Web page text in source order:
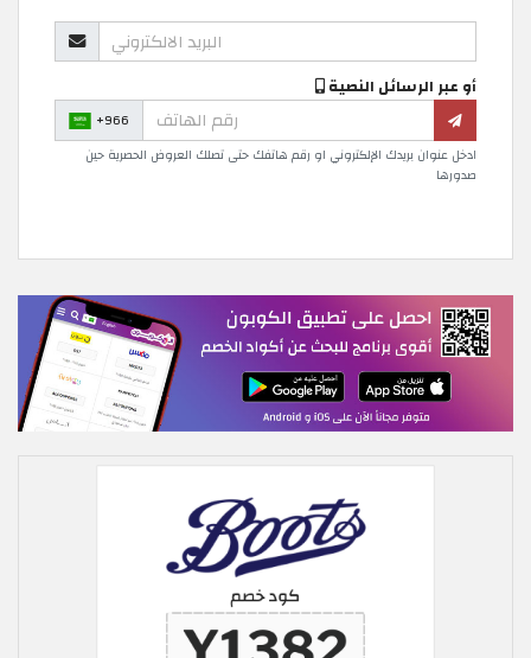
أو عبر الرسائل النصية
+966
ادخل عنوان بريدك الإلكتروني او رقم هاتفك حتى تصلك العروض الحصرية حين
صدورها